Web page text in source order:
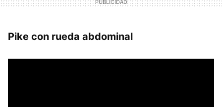
Pike con rueda abdominal